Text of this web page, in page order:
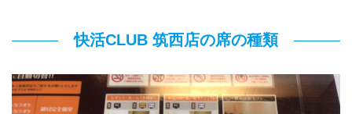
快活CLUB 筑西店の席の種類